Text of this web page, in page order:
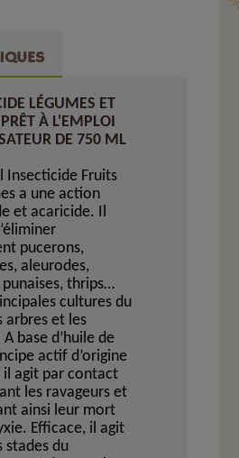
LÉGUMES ET
À L'EMPLOI
DE 750 ML
Insecticide Fruits
a une action
et acaricide. Il
pucerons,
aleurodes,
punaises, thrips…
cultures du
arbres et les
A base d’huile de
actif d’origine
il agit par contact
les ravageurs et
ainsi leur mort
Efficace, il agit
stades du